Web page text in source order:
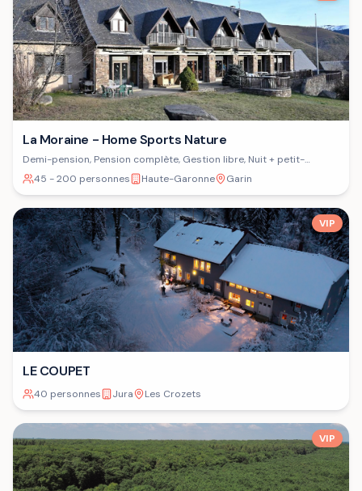
La Moraine - Home Sports Nature
Demi-pension, Pension complète, Gestion libre, Nuit + petit-
déjeuner
45 - 200 personnes Haute-Garonne Garin
VIP
LE COUPET
40 personnes Jura Les Crozets
VIP